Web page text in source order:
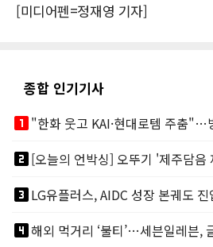
[미디어펜=정재영 기자]
종합 인기기사
looks_one"한화 웃고 KAI·현대로템 주춤"…
looks_two
looks_3
looks_4